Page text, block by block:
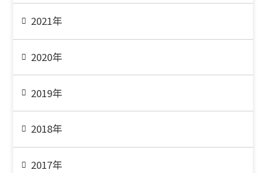
2021年
2020年
2019年
2018年
2017年